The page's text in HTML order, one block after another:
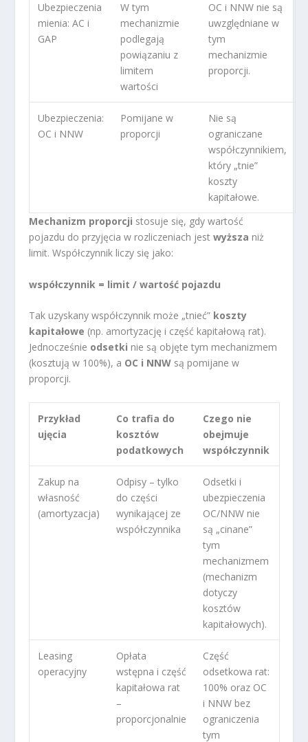
Ubezpieczenia
mienia: AC i
GAP
W tym
mechanizmie
podlegają
powiązaniu z
limitem
wartości
OC i NNW nie są
uwzględniane w
tym
mechanizmie
proporcji.
Ubezpieczenia:
OC i NNW
Pomijane w
proporcji
Nie są
ograniczane
współczynnikiem,
który „tnie”
koszty
kapitałowe.
Mechanizm proporcji stosuje się, gdy wartość
pojazdu do przyjęcia w rozliczeniach jestwyższa niż
limit. Współczynnik liczy się jako:
współczynnik = limit / wartość pojazdu
Tak uzyskany współczynnik może „tnieć” koszty
kapitałowe (np. amortyzację i część kapitałową rat).
Jednocześnie odsetki nie są objęte tym mechanizmem
(kosztują w 100%), a OC i NNW są pomijane w
proporcji.
Przykład
ujęcia
Co trafia do
kosztów
podatkowych
Czego nie
obejmuje
współczynnik
Zakup na
własność
(amortyzacja)
Odpisy – tylko
do części
wynikającej ze
współczynnika
Odsetki i
ubezpieczenia
OC/NNW nie
są „cinane”
tym
mechanizmem
(mechanizm
dotyczy
kosztów
kapitałowych).
Leasing
operacyjny
Opłata
wstępna i część
kapitałowa rat
–
proporcjonalnie
Część
odsetkowa rat:
100% oraz OC
i NNW bez
ograniczenia
tym